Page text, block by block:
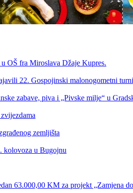
OŠ fra Miroslava Džaje Kupres.
22. Gospojinski malonogometni
zabave, piva i „Pivske milje“ u
zemljišta
kolovoza u Bugojnu
63.000,00 KM za projekt „Zamjena